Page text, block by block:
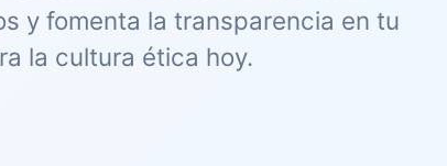
y fomenta la transparencia en tu
la cultura ética hoy.